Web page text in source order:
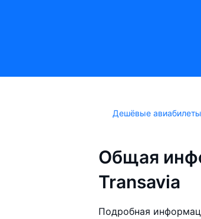
Дешёвые авиабилеты
Общая
Transavia
Подробная